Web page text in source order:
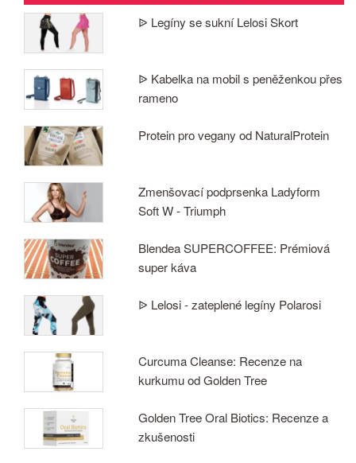
ᐉ Legíny se sukní Lelosi Skort
ᐉ Kabelka na mobil s peněženkou přes
rameno
Protein pro vegany od NaturalProtein
Zmenšovací podprsenka Ladyform
Soft W - Triumph
Blendea SUPERCOFFEE: Prémiová
super káva
ᐉ Lelosi - zateplené legíny Polarosi
Curcuma Cleanse: Recenze na
kurkumu od Golden Tree
Golden Tree Oral Biotics: Recenze a
zkušenosti